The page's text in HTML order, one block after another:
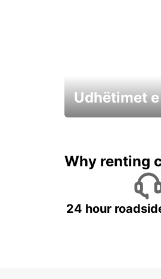
Udhëtimet
Why renting
24 hour